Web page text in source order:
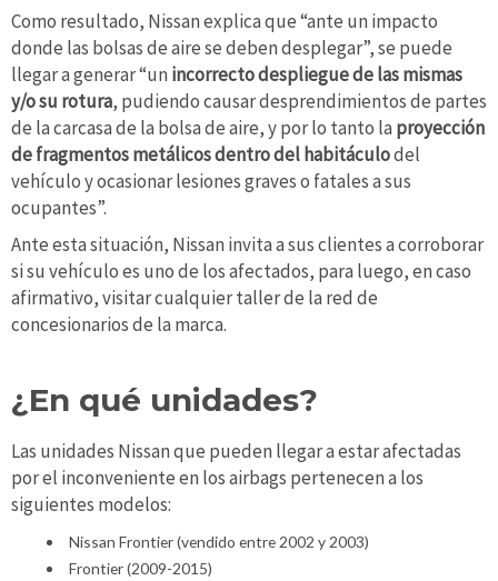
Como resultado, Nissan explica que “ante un impacto
donde las bolsas de aire se deben desplegar”, se puede
llegar a generar “un incorrecto despliegue de las mismas
y/o su rotura, pudiendo causar desprendimientos de partes
de la carcasa de la bolsa de aire, y por lo tanto la proyección
de fragmentos metálicos dentro del habitáculodel
vehículo y ocasionar lesiones graves o fatales a sus
ocupantes”.
Ante esta situación, Nissan invita a sus clientes a corroborar
si su vehículo es uno de los afectados, para luego, en caso
afirmativo, visitar cualquier taller de la red de
concesionarios de la marca.
¿En qué unidades?
Las unidades Nissan que pueden llegar a estar afectadas
por el inconveniente en los airbags pertenecen a los
siguientes modelos:
Nissan Frontier (vendido entre 2002 y 2003)
Frontier (2009-2015)